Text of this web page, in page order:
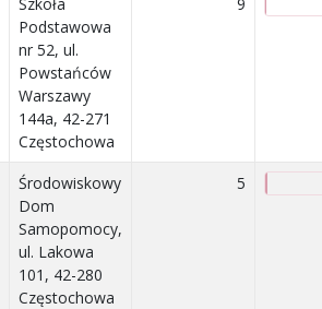
Podstawowa
nr 52, ul.
Powstańców
Warszawy
144a, 42-271
Częstochowa
Środowiskowy
Dom
Samopomocy,
ul. Lakowa
101, 42-280
Częstochowa
5